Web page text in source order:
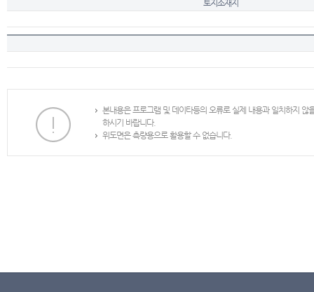
토지소재지
본내용은 프로그램 및 데이타등의 오류로 실제 내용과 일치하지
하시기 바랍니다.
위도면은 측량용으로 활용할 수 없습니다.